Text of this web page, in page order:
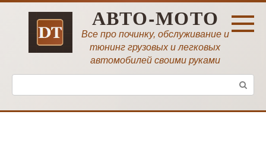
Перейти
АВТО-МОТО
Все про починку, обслуживание и
тюнинг грузовых и легковых
автомобилей своими руками
Поиск: